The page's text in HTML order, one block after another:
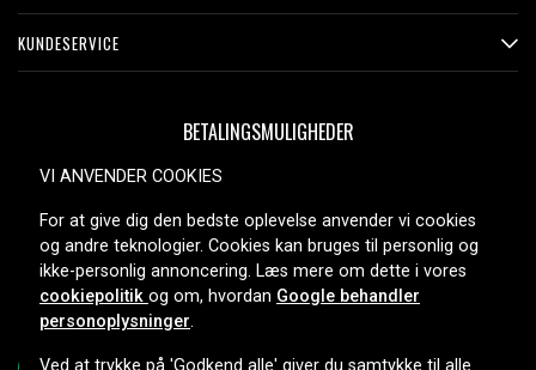
KUNDESERVICE
BETALINGSMULIGHEDER
LEVERINGSMULIGHEDER
VI ANVENDER COOKIES
For at give dig den bedste oplevelse anvender vi cookies
og andre teknologier. Cookies kan bruges til personlig og
ikke-personlig annoncering. Læs mere om dette i vores
cookiepolitik og om, hvordan Google behandler
personoplysninger.
Ved at trykke på 'Godkend alle' giver du samtykke til alle